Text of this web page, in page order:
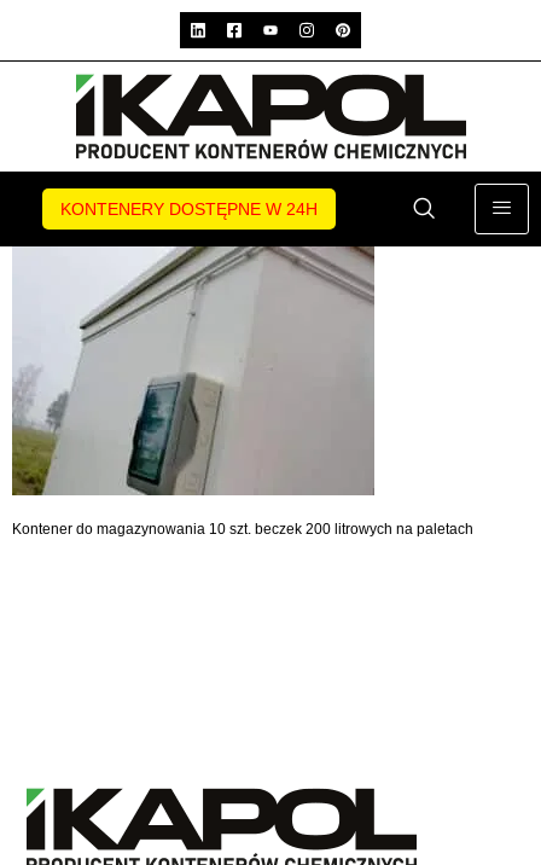
KONTENERY DOSTĘPNE W 24H
Kontener do magazynowania 10 szt. beczek 200 litrowych na paletach